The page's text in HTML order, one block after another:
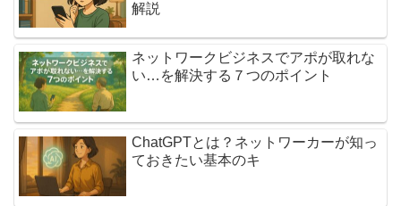
解説
ネットワークビジネスでアポが取れな
い…を解決する７つのポイント
ChatGPTとは？ネットワーカーが知っ
ておきたい基本のキ